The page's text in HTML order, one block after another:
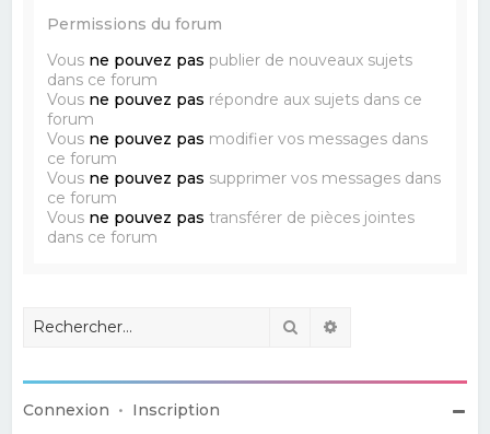
Permissions du forum
Vous ne pouvez pas publier de nouveaux sujets
dans ce forum
Vous ne pouvez pas répondre aux sujets dans ce
forum
Vous ne pouvez pas modifier vos messages dans
ce forum
Vous ne pouvez pas supprimer vos messages dans
ce forum
Vous ne pouvez pas transférer de pièces jointes
dans ce forum
Rechercher
Connexion • Inscription